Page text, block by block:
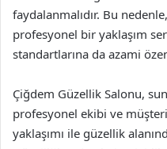
faydalanmalıdır. Bu
profesyonel bir yaklaşım
standartlarına da azami
Çiğdem Güzellik Salonu,
profesyonel ekibi ve
yaklaşımı ile güzellik